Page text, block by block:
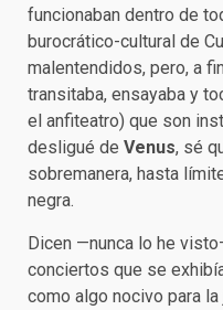
funcionaban dentro de
burocrático-cultural de
malentendidos, pero, a
transitaba, ensayaba y
el anfiteatro) que son
desligué de Venus, sé
sobremanera, hasta
negra.
Dicen —nunca lo he
conciertos que se
como algo nocivo para